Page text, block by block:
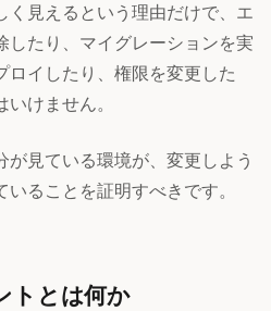
く見えるという理由だけで、エ
したり、マイグレーションを実
ロイしたり、権限を変更した
けません。
見ている環境が、変更しよう
ることを証明すべきです。
トとは何か